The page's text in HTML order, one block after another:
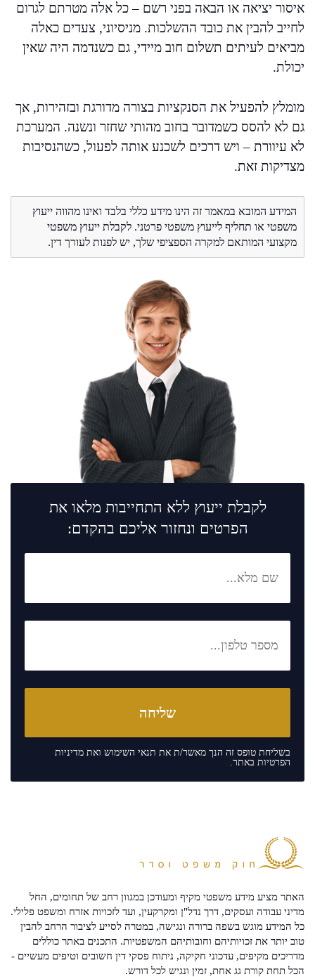
איסור יציאה או הבאה בפני רשם – כל אלה מטרתם לגרום
לחייב להבין את כובד ההשלכות. מניסיוני, צעדים כאלה
מביאים לעיתים תשלום חוב מיידי, גם כשנדמה היה שאין
יכולת.
מומלץ להפעיל את הסנקציות בצורה מדורגת ובזהירות, אך
גם לא להסס כשמדובר בחוב מהותי שחזר ונשנה. המערכת
לא עיוורת – ויש דרכים לשכנע אותה לפעול, כשהנסיבות
מצדיקות זאת.
המידע המובא במאמר זה הינו מידע כללי בלבד ואינו מהווה ייעוץ
משפטי או תחליף לייעוץ משפטי פרטני. לקבלת ייעוץ משפטי
מקצועי המותאם למקרה הספציפי שלך, יש לפנות לעורך דין.
לקבלת ייעוץ ללא התחייבות מלאו את
הפרטים ונחזור אליכם בהקדם:
בשליחת טופס זה הנך מאשר/ת את תנאי השימוש ואת מדיניות
הפרטיות באתר.
האתר מציע מידע משפטי מקיף ומעודכן במגוון רחב של תחומים, החל
מדיני עבודה ועסקים, דרך נדל"ן ומקרקעין, ועד לזכויות אזרח ומשפט פלילי.
כל המידע מוגש בשפה ברורה ונגישה, במטרה לסייע לציבור הרחב להבין
טוב יותר את זכויותיהם וחובותיהם המשפטיות. התכנים באתר כוללים
מדריכים מקיפים, עדכוני חקיקה, ניתוח פסקי דין חשובים וטיפים מעשיים -
הכל תחת קורת גג אחת, זמין ונגיש לכל דורש.